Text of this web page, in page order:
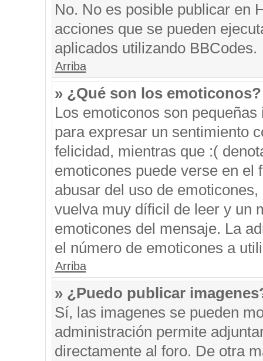
No. No es posible publicar en
acciones que se pueden
aplicados utilizando BBCodes.
Arriba
» ¿Qué son los emoticonos?
Los emoticonos son
para expresar un sentimiento
felicidad, mientras que :(
emoticones puede verse en el
abusar del uso de
vuelva muy díficil de leer y un
emoticones del mensaje. La
el número de emoticones a
Arriba
» ¿Puedo publicar
Sí, las imagenes se pueden
administración permite
directamente al foro. De otra